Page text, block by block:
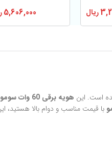
ریال 5,606,000
هویه برقی 60 وات سومو
با قیمت مناسب و دوام بالا هستید،